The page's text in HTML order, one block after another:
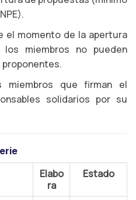
el momento de la apertura
miembros no pueden
proponentes.
miembros que firman el
solidarios por su
Elabo
ra
Estado